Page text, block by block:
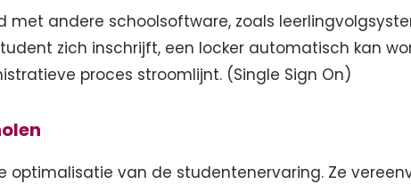
andere schoolsoftware, zoals
zich inschrijft, een locker automatisch kan
proces stroomlijnt. (Single Sign On)
optimalisatie van de studentenervaring. Ze